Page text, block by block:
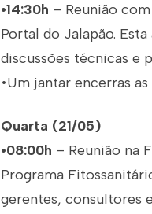
•14:30h – Reunião
Portal do Jalapão.
discussões técnicas e
•Um jantar encerras
Quarta (21/05)
•08:00h – Reunião na
Programa
gerentes, consultores